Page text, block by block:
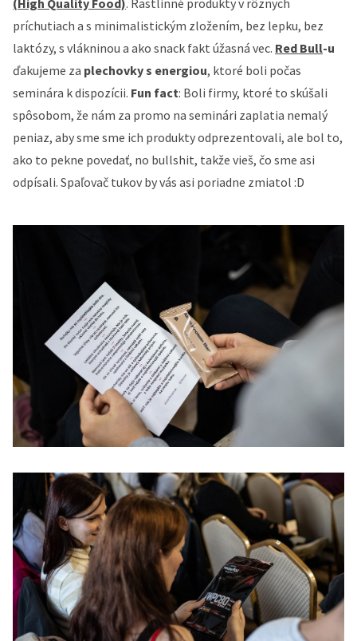
(High Quality Food). Rastlinné produkty v rôznych
príchutiach a s minimalistickým zložením, bez lepku, bez
laktózy, s vlákninou a ako snack fakt úžasná vec. Red Bull-u
ďakujeme za plechovky s energiou, ktoré boli počas
seminára k dispozícii. Fun fact: Boli firmy, ktoré to skúšali
spôsobom, že nám za promo na seminári zaplatia nemalý
peniaz, aby sme sme ich produkty odprezentovali, ale bol to,
ako to pekne povedať, no bullshit, takže vieš, čo sme asi
odpísali. Spaľovač tukov by vás asi poriadne zmiatol :D